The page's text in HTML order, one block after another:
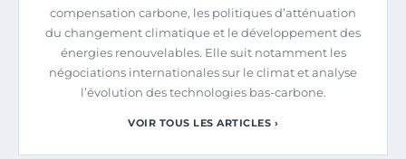
compensation carbone, les politiques d’atténuation
du changement climatique et le développement des
énergies renouvelables. Elle suit notamment les
négociations internationales sur le climat et analyse
l’évolution des technologies bas-carbone.
VOIR TOUS LES ARTICLES ›